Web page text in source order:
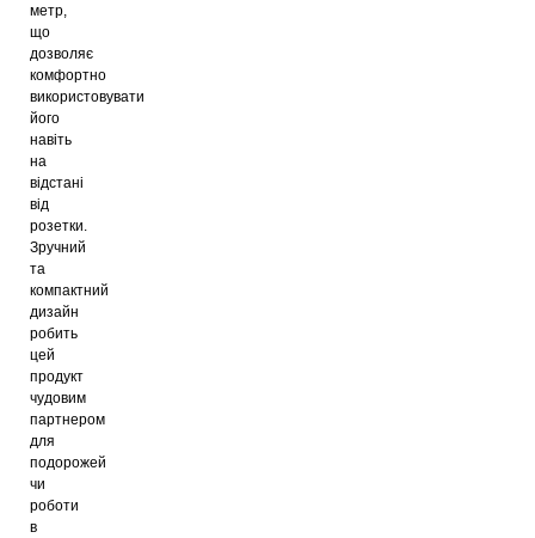
метр,
що
дозволяє
комфортно
використовувати
його
навіть
на
відстані
від
розетки.
Зручний
та
компактний
дизайн
робить
цей
продукт
чудовим
партнером
для
подорожей
чи
роботи
в